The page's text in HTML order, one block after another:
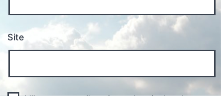
Site